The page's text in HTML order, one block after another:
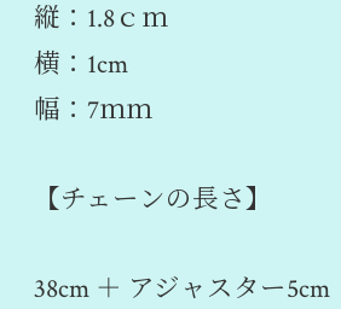
縦：1.8ｃｍ
横：1cm
幅：7ｍｍ
【チェーンの長さ】
38cm ＋ アジャスター5cm